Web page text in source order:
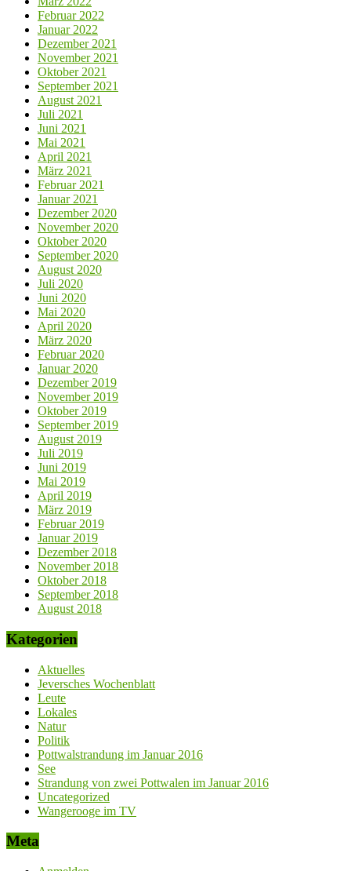
Februar 2022
Januar 2022
Dezember 2021
November 2021
Oktober 2021
September 2021
August 2021
Juli 2021
Juni 2021
Mai 2021
April 2021
März 2021
Februar 2021
Januar 2021
Dezember 2020
November 2020
Oktober 2020
September 2020
August 2020
Juli 2020
Juni 2020
Mai 2020
April 2020
März 2020
Februar 2020
Januar 2020
Dezember 2019
November 2019
Oktober 2019
September 2019
August 2019
Juli 2019
Juni 2019
Mai 2019
April 2019
März 2019
Februar 2019
Januar 2019
Dezember 2018
November 2018
Oktober 2018
September 2018
August 2018
Kategorien
Aktuelles
Jeversches Wochenblatt
Leute
Lokales
Natur
Politik
Pottwalstrandung im Januar 2016
See
Strandung von zwei Pottwalen im Januar 2016
Uncategorized
Wangerooge im TV
Meta